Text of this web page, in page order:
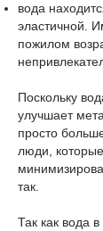
вода
эластичной.
пожилом
Поскольку
улучшает
просто
люди,
так.
Так как вода